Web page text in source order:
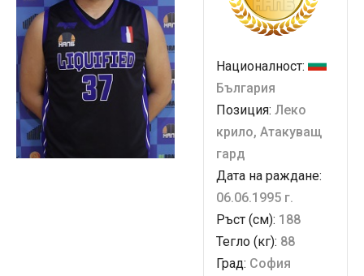
Националност:
България
Позиция: Леко
крило, Атакуващ
гард
Дата на раждане:
06.06.1995 г.
Ръст (см): 188
Тегло (кг): 88
Град: София